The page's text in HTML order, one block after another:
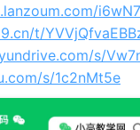
t/
s/
s/1c2nMt5e